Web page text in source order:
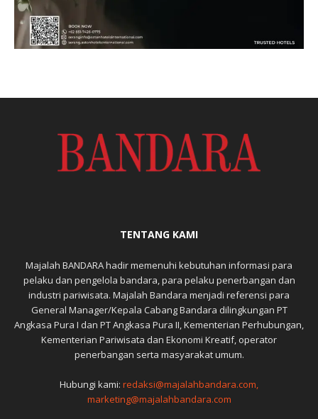
TENTANG KAMI
Majalah BANDARA hadir memenuhi kebutuhan informasi para
pelaku dan pengelola bandara, para pelaku penerbangan dan
industri pariwisata. Majalah Bandara menjadi referensi para
General Manager/Kepala Cabang Bandara dilingkungan PT
Angkasa Pura I dan PT Angkasa Pura II, Kementerian Perhubungan,
Kementerian Pariwisata dan Ekonomi Kreatif, operator
penerbangan serta masyarakat umum.
Hubungi kami: redaksi@majalahbandara.com,
marketing@majalahbandara.com